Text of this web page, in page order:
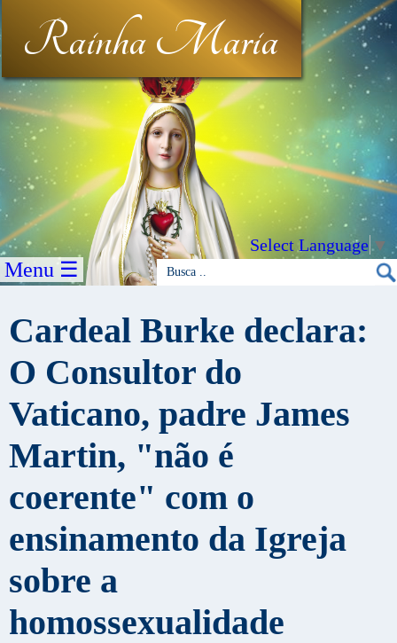
Rainha Maria
Select Language ▼
Menu ☰
Cardeal Burke declara:
O Consultor do
Vaticano, padre James
Martin, "não é
coerente" com o
ensinamento da Igreja
sobre a
homossexualidade